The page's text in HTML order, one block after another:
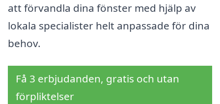
att förvandla dina fönster med hjälp av
lokala specialister helt anpassade för dina
behov.
Få 3 erbjudanden, gratis och utan
förpliktelser